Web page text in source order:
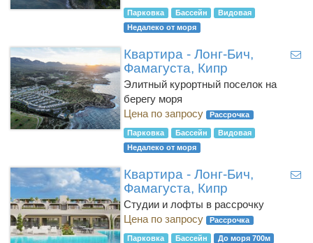
Парковка Бассейн
Видовая
Недалеко от моря
Квартира - Лонг-Бич,
Фамагуста, Кипр
Элитный курортный поселок на
берегу моря
Цена по запросу
Рассрочка
Парковка Бассейн
Видовая
Недалеко от моря
Квартира - Лонг-Бич,
Фамагуста, Кипр
Студии и лофты в рассрочку
Цена по запросу
Рассрочка
Парковка Бассейн До моря 700м